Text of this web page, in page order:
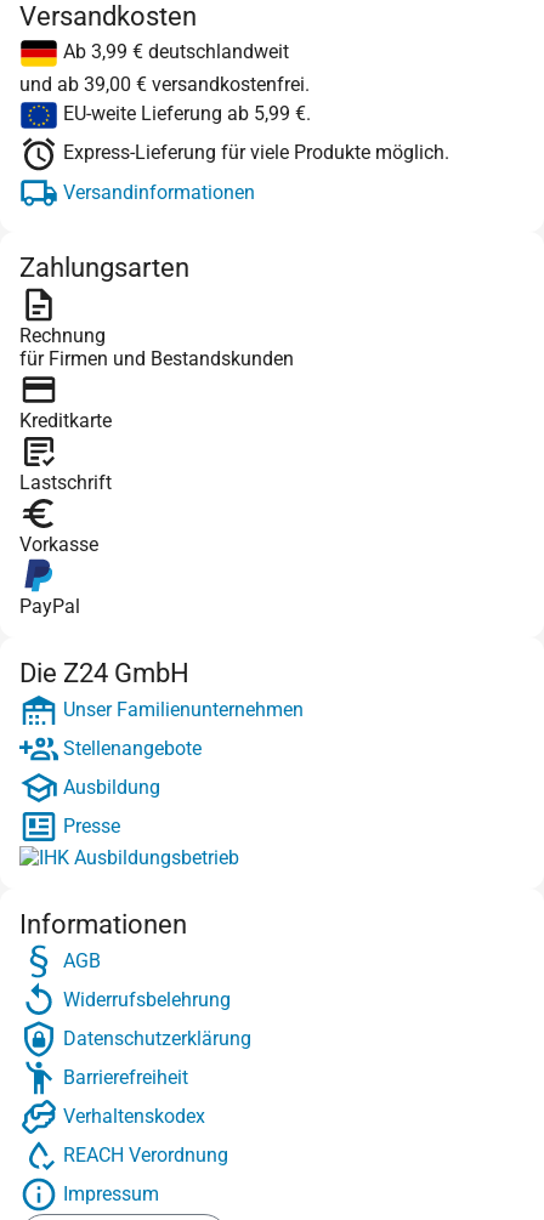
Versandkosten
Ab 3,99 € deutschlandweit
und ab 39,00 € versandkostenfrei.
EU-weite Lieferung ab 5,99 €.
Express-Lieferung für viele Produkte möglich.
Versandinformationen
Zahlungsarten
Rechnung
für Firmen und Bestandskunden
Kreditkarte
Lastschrift
Vorkasse
PayPal
Die Z24 GmbH
Unser Familienunternehmen
Stellenangebote
Ausbildung
Presse
Informationen
AGB
Widerrufsbelehrung
Datenschutzerklärung
Barrierefreiheit
Verhaltenskodex
REACH Verordnung
Impressum